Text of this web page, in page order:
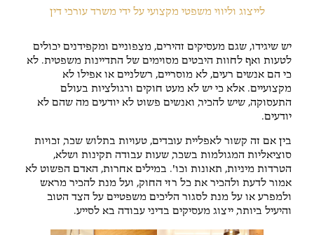
לייצוג וליווי משפטי מקצועי על ידי משרד עורכי דין
יש שיגידו, שגם מעסיקים זהירים, מצפוניים ומקפידנים יכולים
לטעות ואף לחוות היבטים מסוימים של התדיינות משפטית. לא
כי הם אנשים רעים, לא מוסריים, רשלניים או אפילו לא
מקצועיים. אלא כי יש לא מעט חוקים ורגולציות בעולם
התעסוקה, שיש להכיר, ואנשים פשוט לא יודעים מה שהם לא
יודעים.
בין אם זה קשור לאפליית עובדים, טעויות בתלוש שכר, זכויות
סוציאליות המגולמות בשכר, שעות עבודה תקינות ושלא,
הטרדות מיניות, תאונות וכו'. במילים אחרות, האדם הפשוט לא
אמור לדעת ולהכיר את כל רזי החוק, ועל מנת להכיר מראש
ולמפרע או על מנת לסגור הליכים משפטיים על הצד הטוב
והיעיל ביותר, ייצוג מעסיקים בדיני עבודה בא לסייע.